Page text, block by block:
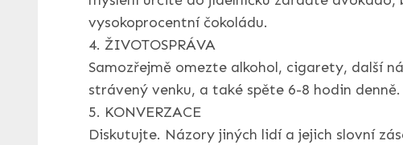
vysokoprocentní čokoládu.
4. ŽIVOTOSPRÁVA
Samozřejmě omezte alkohol, cigarety, další
strávený venku, a také spěte 6-8 hodin denně.
5. KONVERZACE
Diskutujte. Názory jiných lidí a jejich slovní